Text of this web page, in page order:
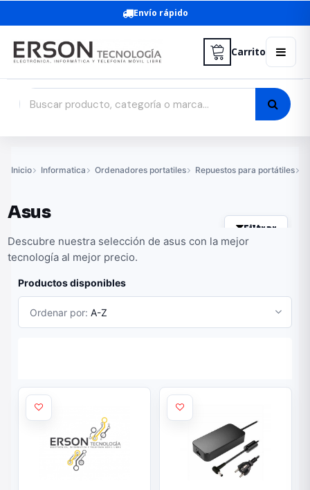
Envío rápido
Carrito
Inicio Informatica Ordenadores portatiles Repuestos para portátiles
Asus
Filtrar
Descubre nuestra selección de asus con la mejor
tecnología al mejor precio.
Productos disponibles
Ordenar por: A-Z